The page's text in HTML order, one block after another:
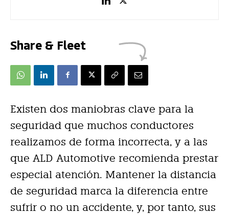
Share & Fleet
Existen dos maniobras clave para la
seguridad que muchos conductores
realizamos de forma incorrecta, y a las
que ALD Automotive recomienda prestar
especial atención. Mantener la distancia
de seguridad marca la diferencia entre
sufrir o no un accidente, y, por tanto, sus